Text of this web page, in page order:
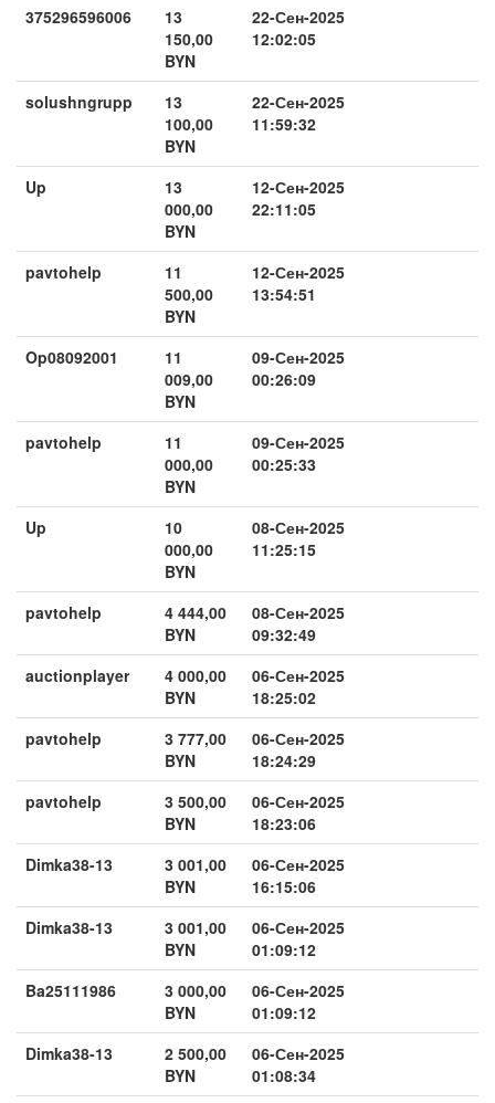
375296596006
13
150,00
BYN
22-Сен-2025
12:02:05
solushngrupp
13
100,00
BYN
22-Сен-2025
11:59:32
Up
13
000,00
BYN
12-Сен-2025
22:11:05
pavtohelp
11
500,00
BYN
12-Сен-2025
13:54:51
Op08092001
11
009,00
BYN
09-Сен-2025
00:26:09
pavtohelp
11
000,00
BYN
09-Сен-2025
00:25:33
Up
10
000,00
BYN
08-Сен-2025
11:25:15
pavtohelp
4 444,00
BYN
08-Сен-2025
09:32:49
auctionplayer
4 000,00
BYN
06-Сен-2025
18:25:02
pavtohelp
3 777,00
BYN
06-Сен-2025
18:24:29
pavtohelp
3 500,00
BYN
06-Сен-2025
18:23:06
Dimka38-13
3 001,00
BYN
06-Сен-2025
16:15:06
Dimka38-13
3 001,00
BYN
06-Сен-2025
01:09:12
Ba25111986
3 000,00
BYN
06-Сен-2025
01:09:12
Dimka38-13
2 500,00
BYN
06-Сен-2025
01:08:34